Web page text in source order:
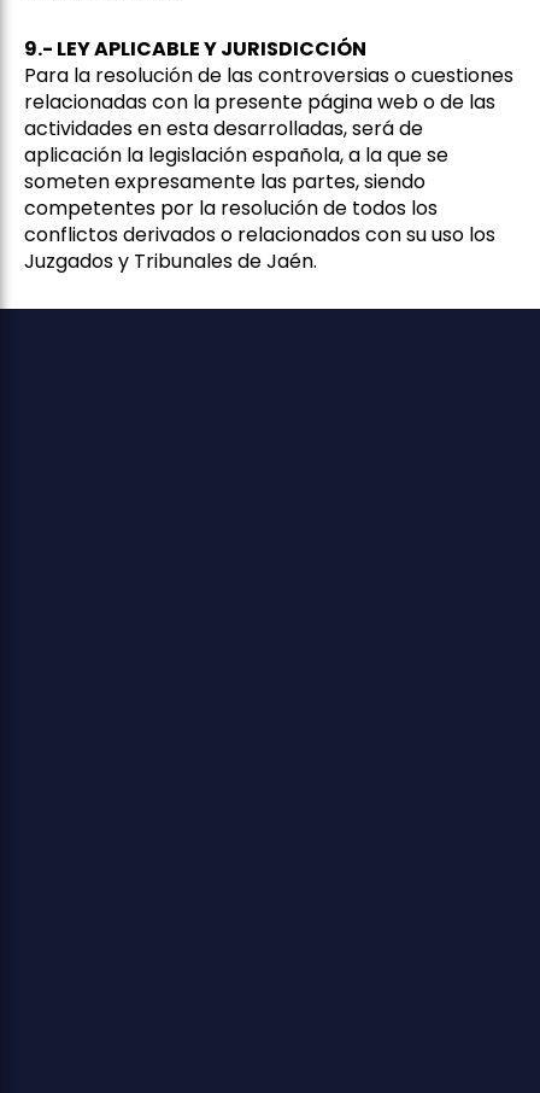
9.- LEY APLICABLE Y JURISDICCIÓN
Para la resolución de las controversias o cuestiones
relacionadas con la presente página web o de las
actividades en esta desarrolladas, será de
aplicación la legislación española, a la que se
someten expresamente las partes, siendo
competentes por la resolución de todos los
conflictos derivados o relacionados con su uso los
Juzgados y Tribunales de Jaén.